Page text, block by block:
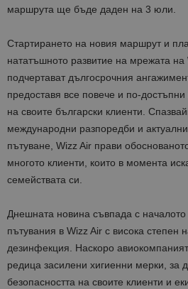
маршрута ще бъде даден на 3 юли.
Стартирането на новия маршрут и
нататъшното развитие на мрежата на
подчертават дългосрочния
предоставя все повече и по-
на своите български клиенти.
международни разпоредби и
пътуване, Wizz Air прави
многото клиенти, които в момента
семействата си.
Днешната новина съвпада с
пътувания в Wizz Air с висока степен
дезинфекция. Наскоро
редица засилени хигиенни мерки, за
безопасността на своите клиенти и